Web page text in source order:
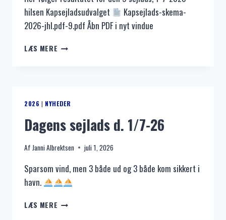
hilsen Kapsejladsudvalget
Kapsejlads-skema-
2026-jhl.pdf-9.pdf Åbn PDF i nyt vindue
LÆS MERE KAPSEJLADS
2026 | NYHEDER
Dagens sejlads d. 1/7-26
Af Janni Albrektsen juli 1, 2026
Sparsom vind, men 3 både ud og 3 både kom sikkert i
havn.
LÆS MERE DAGENS